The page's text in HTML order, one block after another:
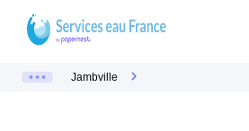
Jambville